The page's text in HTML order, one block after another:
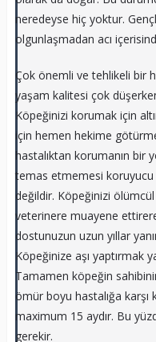
neredeyse hiç yoktur.
olgunlaşmadan acı
Çok önemli ve tehlikeli bir
yaşam kalitesi çok
Köpeğinizi korumak için
için hemen hekime
hastalıktan korumanın bir
temas etmemesi
değildir. Köpeğinizi
veterinere muayene
dostunuzun uzun yıllar
Köpeğinize aşı yaptırmak
Tamamen köpeğin
ömür boyu hastalığa karşı
maximum 15 aydır. Bu
gerekir.